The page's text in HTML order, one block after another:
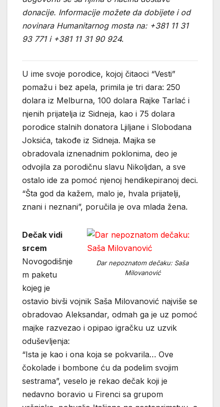
donacije. Informacije možete da dobijete i od
novinara Humanitarnog mosta na: +381 11 31
93 771 i +381 11 31 90 924.
U ime svoje porodice, kojoj čitaoci “Vesti”
pomažu i bez apela, primila je tri dara: 250
dolara iz Melburna, 100 dolara Rajke Tarlać i
njenih prijatelja iz Sidneja, kao i 75 dolara
porodice stalnih donatora Ljiljane i Slobodana
Joksića, takođe iz Sidneja. Majka se
obradovala iznenadnim poklonima, deo je
odvojila za porodičnu slavu Nikoljdan, a sve
ostalo ide za pomoć njenoj hendikepiranoj deci.
“Šta god da kažem, malo je, hvala prijatelji,
znani i neznani”, poručila je ova mlada žena.
Dar nepoznatom dečaku: Saša
Milovanović
Dečak vidi
srcem
Novogodišnje
m paketu
kojeg je
ostavio bivši vojnik Saša Milovanović najviše se
obradovao Aleksandar, odmah ga je uz pomoć
majke razvezao i opipao igračku uz uzvik
oduševljenja:
“Ista je kao i ona koja se pokvarila… Ove
čokolade i bombone ću da podelim svojim
sestrama”, veselo je rekao dečak koji je
nedavno boravio u Firenci sa grupom